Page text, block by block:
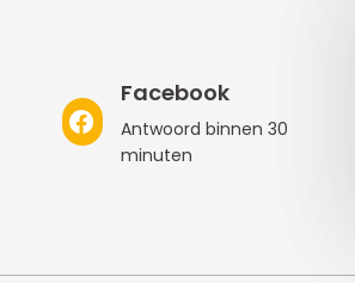
Facebook
Antwoord binnen 30
minuten